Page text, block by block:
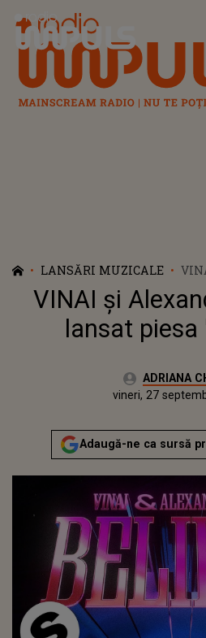
Radio Impuls
LANSĂRI MUZICALE
VINAI și
lansat piesa
Autor:ADRIANA
miercuri, 27 septembrie 2023
Actualizat:
vineri, 27
Adaugă-ne ca sursă